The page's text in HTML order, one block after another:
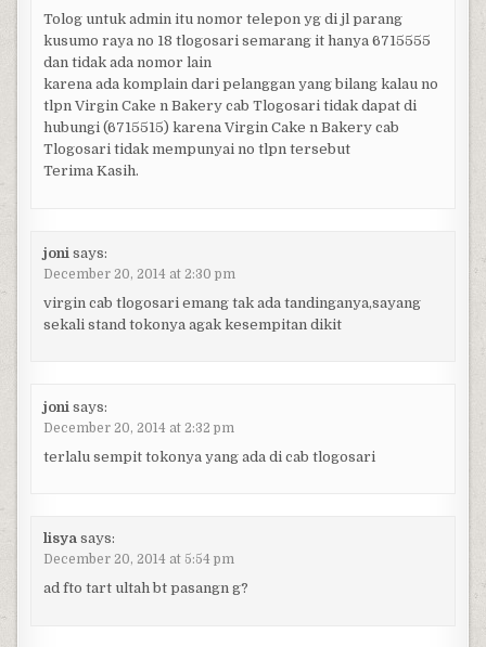
Tolog untuk admin itu nomor telepon yg di jl parang
kusumo raya no 18 tlogosari semarang it hanya 6715555
dan tidak ada nomor lain
karena ada komplain dari pelanggan yang bilang kalau no
tlpn Virgin Cake n Bakery cab Tlogosari tidak dapat di
hubungi (6715515) karena Virgin Cake n Bakery cab
Tlogosari tidak mempunyai no tlpn tersebut
Terima Kasih.
joni says:
December 20, 2014 at 2:30 pm
virgin cab tlogosari emang tak ada tandinganya,sayang
sekali stand tokonya agak kesempitan dikit
joni says:
December 20, 2014 at 2:32 pm
terlalu sempit tokonya yang ada di cab tlogosari
lisya says:
December 20, 2014 at 5:54 pm
ad fto tart ultah bt pasangn g?